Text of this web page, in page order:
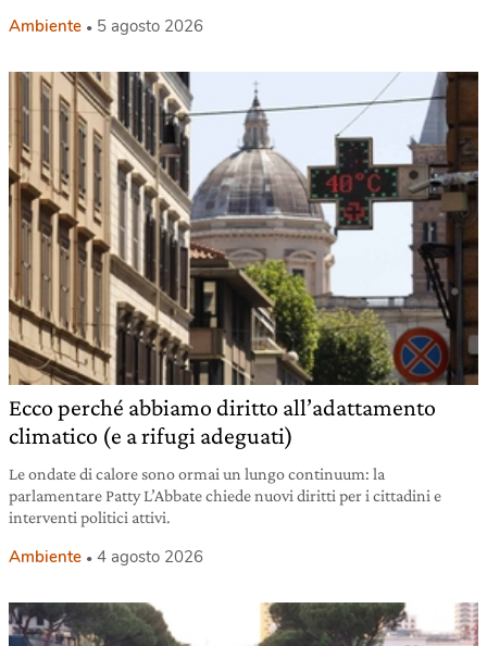
Ambiente 5 agosto 2026
Ecco perché abbiamo diritto all’adattamento
climatico (e a rifugi adeguati)
Le ondate di calore sono ormai un lungo continuum: la
parlamentare Patty L’Abbate chiede nuovi diritti per i cittadini e
interventi politici attivi.
Ambiente 4 agosto 2026